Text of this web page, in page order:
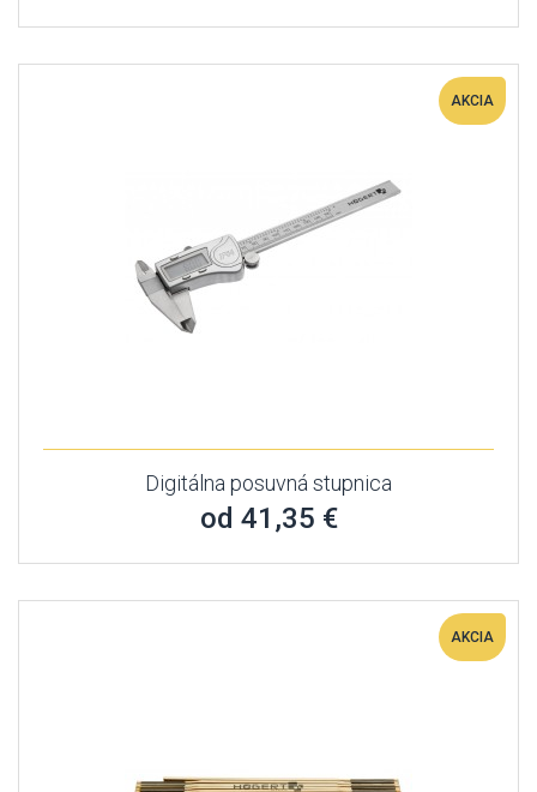
AKCIA
Digitálna posuvná stupnica
od 41,35 €
AKCIA